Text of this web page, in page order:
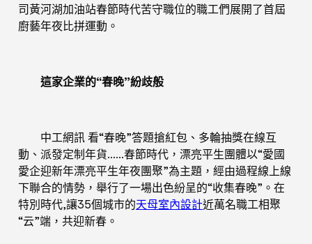
司黃河湖加油站春節時代苦守職位的職工們展開了首屆
廚藝年夜比拼運動。
這家企業的“春晚”紛歧般
中工網訊 看“春晚”答題搶紅包、多輪抽獎在線互
動、派發定制年貨……春節時代，漂亮平生團體以“愛國
愛企迎新年漂亮平生年夜團聚”為主題，經由過程線上線
下聯合的情勢，舉行了一場出色紛呈的“收集春晚”。在
特別時代,讓35個城市的天母室內設計近萬名職工相聚
“云”端，共迎新春。